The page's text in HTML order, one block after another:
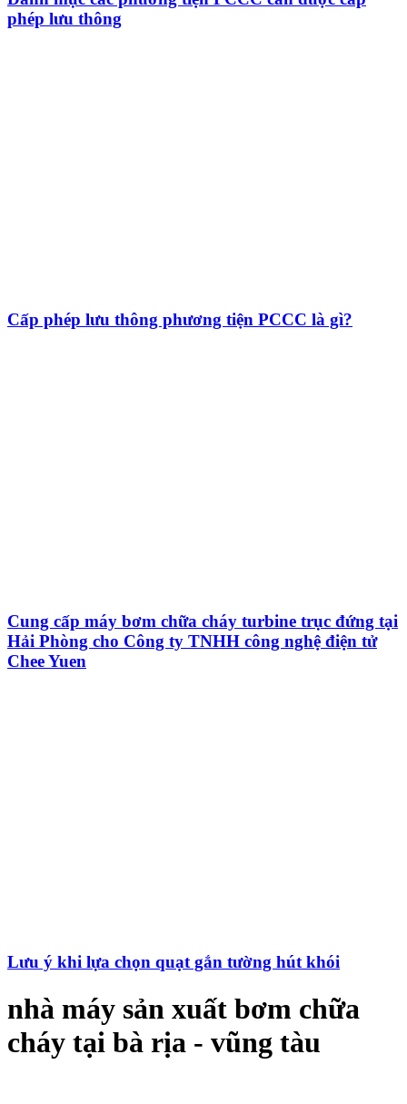
phép lưu thông
Cấp phép lưu thông phương tiện PCCC là gì?
Cung cấp máy bơm chữa cháy turbine trục đứng tại
Hải Phòng cho Công ty TNHH công nghệ điện tử
Chee Yuen
Lưu ý khi lựa chọn quạt gắn tường hút khói
nhà máy sản xuất bơm chữa
cháy tại bà rịa - vũng tàu